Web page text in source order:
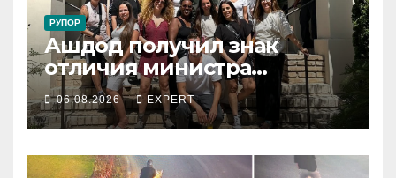
РУПОР
Ашдод получил знак
отличия министра
обороны за поддержку
резервистов
06.08.2026 EXPERT